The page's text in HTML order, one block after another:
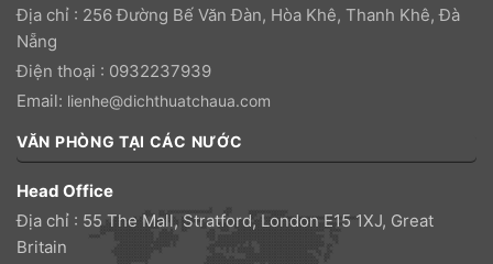
Địa chỉ : 256 Đường Bế Văn Đàn, Hòa Khê, Thanh Khê, Đà
Nẵng
Điện thoại : 0932237939
Email: lienhe@dichthuatchaua.com
VĂN PHÒNG TẠI CÁC NƯỚC
Head Office
Địa chỉ : 55 The Mall, Stratford, London E15 1XJ, Great
Britain